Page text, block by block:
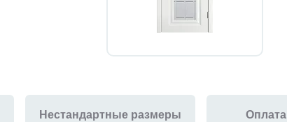
Нестандартные размеры Оплата